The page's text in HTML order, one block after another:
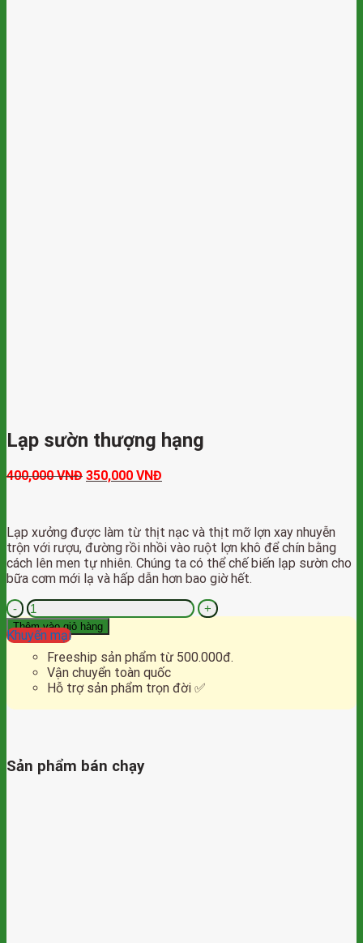
Lạp sườn thượng hạng
400,000VNĐ 350,000 VNĐ
Lạp xưởng được làm từ thịt nạc và thịt mỡ lợn xay nhuyễn
trộn với rượu, đường rồi nhồi vào ruột lợn khô để chín bằng
cách lên men tự nhiên. Chúng ta có thể chế biến lạp sườn cho
bữa cơm mới lạ và hấp dẫn hơn bao giờ hết.
Lạp
sườn
thượng
hạng
số
lượng
Thêm vào giỏ hàng
Khuyến mại
Freeship sản phẩm từ 500.000đ.
Vận chuyển toàn quốc
Hỗ trợ sản phẩm trọn đời ✅
Sản phẩm bán chạy